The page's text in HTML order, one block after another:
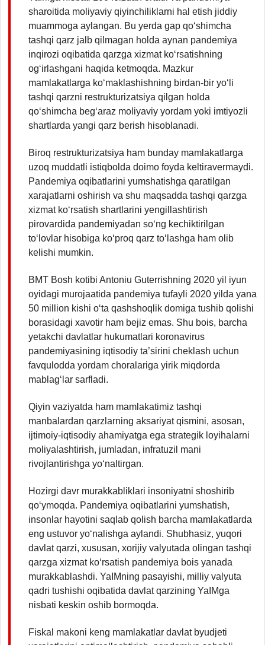
sharoitida moliyaviy qiyinchiliklarni hal etish jiddiy
muammoga aylangan. Bu yerda gap qo‘shimcha
tashqi qarz jalb qilmagan holda aynan pandemiya
inqirozi oqibatida qarzga xizmat ko‘rsatishning
og‘irlashgani haqida ketmoqda. Mazkur
mamlakatlarga ko‘maklashishning birdan-bir yo‘li
tashqi qarzni restrukturizatsiya qilgan holda
qo‘shimcha beg‘araz moliyaviy yordam yoki imtiyozli
shartlarda yangi qarz berish hisoblanadi.
Biroq restrukturizatsiya ham bunday mamlakatlarga
uzoq muddatli istiqbolda doimo foyda keltiravermaydi.
Pandemiya oqibatlarini yumshatishga qaratilgan
xarajatlarni oshirish va shu maqsadda tashqi qarzga
xizmat ko‘rsatish shartlarini yengillashtirish
pirovardida pandemiyadan so‘ng kechiktirilgan
to‘lovlar hisobiga ko‘proq qarz to‘lashga ham olib
kelishi mumkin.
BMT Bosh kotibi Antoniu Guterrishning 2020 yil iyun
oyidagi murojaatida pandemiya tufayli 2020 yilda yana
50 million kishi o‘ta qashshoqlik domiga tushib qolishi
borasidagi xavotir ham bejiz emas. Shu bois, barcha
yetakchi davlatlar hukumatlari koronavirus
pandemiyasining iqtisodiy ta’sirini cheklash uchun
favqulodda yordam choralariga yirik miqdorda
mablag‘lar sarfladi.
Qiyin vaziyatda ham mamlakatimiz tashqi
manbalardan qarzlarning aksariyat qismini, asosan,
ijtimoiy-iqtisodiy ahamiyatga ega strategik loyihalarni
moliyalashtirish, jumladan, infratuzil mani
rivojlantirishga yo‘naltirgan.
Hozirgi davr murakkabliklari insoniyatni shoshirib
qo‘ymoqda. Pandemiya oqibatlarini yumshatish,
insonlar hayotini saqlab qolish barcha mamlakatlarda
eng ustuvor yo‘nalishga aylandi. Shubhasiz, yuqori
davlat qarzi, xususan, xorijiy valyutada olingan tashqi
qarzga xizmat ko‘rsatish pandemiya bois yanada
murakkablashdi. YaIMning pasayishi, milliy valyuta
qadri tushishi oqibatida davlat qarzining YaIMga
nisbati keskin oshib bormoqda.
Fiskal makoni keng mamlakatlar davlat byudjeti